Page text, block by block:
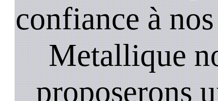
confiance à
Metallique
proposerons